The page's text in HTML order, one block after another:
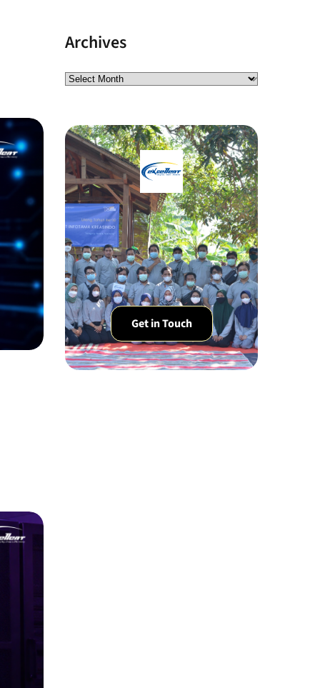
Archives
Get in Touch